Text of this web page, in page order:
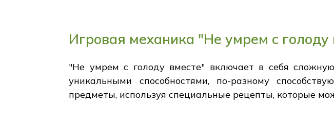
Игровая механика "Не умрем с голоду
"Не умрем с голоду вместе" включает в себя
уникальными способностями, по-разному
предметы, используя специальные рецепты, которые